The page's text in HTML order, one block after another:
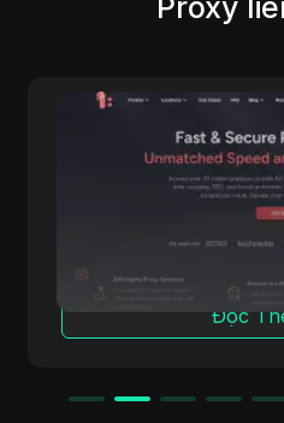
Proxy
IpnProxy.com nổi bật là
đầu cho các doanh
nhân, cung cấp proxy
cho thu thập dữ liệu
và duyệt web ẩn danh.
cấp nhiều tính năng đáp
và xứng đáng nhận được
Đọc